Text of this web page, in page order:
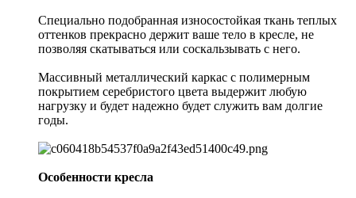
Специально подобранная износостойкая ткань теплых
оттенков прекрасно держит ваше тело в кресле, не
позволяя скатываться или соскальзывать с него.
Массивный металлический каркас с полимерным
покрытием серебристого цвета выдержит любую
нагрузку и будет надежно будет служить вам долгие
годы.
Особенности кресла